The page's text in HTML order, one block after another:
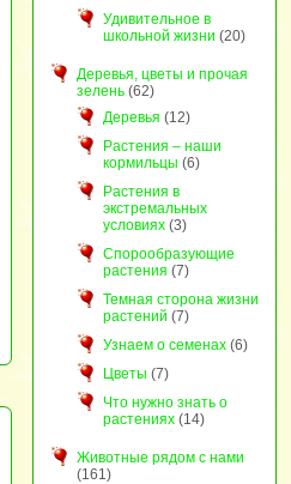
Удивительное в
школьной жизни (20)
Деревья, цветы и прочая
зелень(62)
Деревья (12)
Растения – наши
кормильцы (6)
Растения в
экстремальных
условиях(3)
Спорообразующие
растения (7)
Темная сторона жизни
растений (7)
Узнаем о семенах(6)
Цветы (7)
Что нужно знать о
растениях(14)
Животные рядом с нами
(161)